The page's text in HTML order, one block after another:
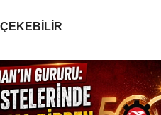
ÇEKEBILIR